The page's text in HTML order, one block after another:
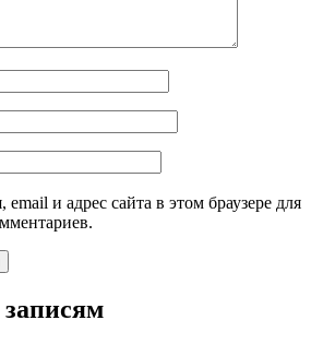
и адрес сайта в этом браузере для